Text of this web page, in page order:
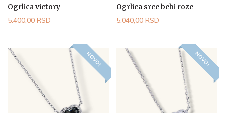
Ogrlica victory
5.400,00 RSD
Ogrlica srce bebi roze
5.040,00 RSD
NOVO! NOVO!